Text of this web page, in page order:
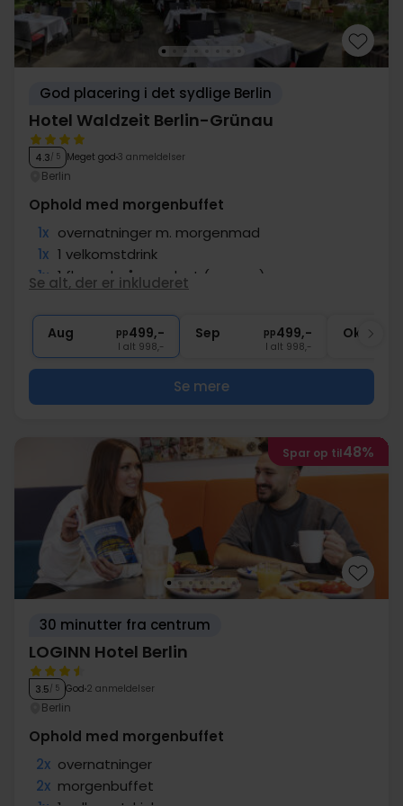
God placering i det sydlige Berlin
Hotel Waldzeit Berlin-Grünau
4.3/ 5 Meget god 3 anmeldelser
Berlin
Ophold med morgenbuffet
1x overnatninger m. morgenmad
1x 1 velkomstdrink
1x 1 fl. vand på værelset (pr. vær.)
∞ Gratis internet
Se alt, der er inkluderet
Aug pp499,-
I alt 998,-
Sep pp499,-
I alt 998,-
Okt
Se mere
Spar op til48%
30 minutter fra centrum
LOGINN Hotel Berlin
3.5/ 5 God 2 anmeldelser
Berlin
Ophold med morgenbuffet
2x overnatninger
2x morgenbuffet